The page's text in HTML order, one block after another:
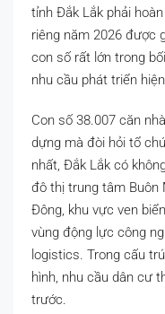
tỉnh Đắk Lắk phải
riêng năm 2026 được
con số rất lớn trong
nhu cầu phát triển
Con số 38.007 căn
dựng mà đòi hỏi tổ
nhất, Đắk Lắk có
đô thị trung tâm Buôn
Đông, khu vực ven
vùng động lực công
logistics. Trong cấu
hình, nhu cầu dân cư
trước.